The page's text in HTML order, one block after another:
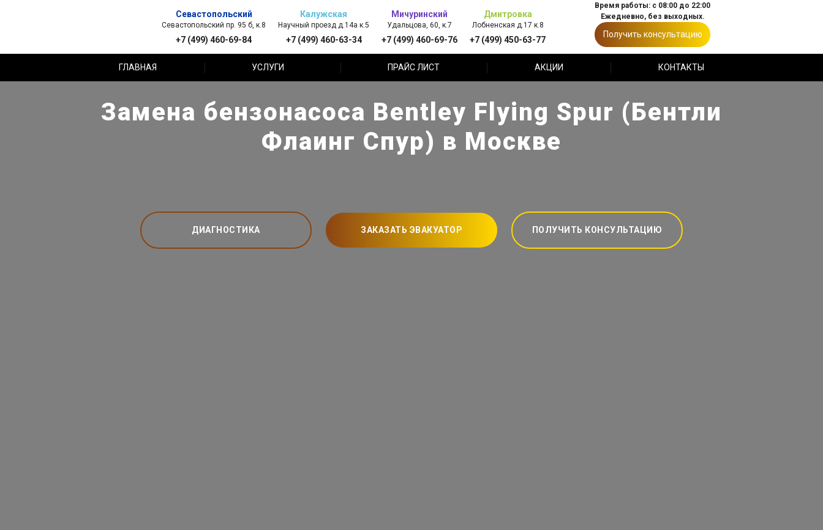
Севастопольский
Севастопольский пр. 95 б, к.8
+7 (499) 460-69-84
Калужская
Научный проезд д.14а к.5
+7 (499) 460-63-34
Мичуринский
Удальцова, 60, к.7
+7 (499) 460-69-76
Дмитровка
Лобненская д.17 к.8
+7 (499) 450-63-77
Время работы: с 08:00 до 22:00
Ежедневно, без выходных.
Получить консультацию
ГЛАВНАЯ УСЛУГИ ПРАЙС ЛИСТ АКЦИИ КОНТАКТЫ
Замена бензонасоса Bentley Flying Spur (Бентли
Флаинг Спур) в Москве
ДИАГНОСТИКА ЗАКАЗАТЬ ЭВАКУАТОР ПОЛУЧИТЬ КОНСУЛЬТАЦИЮ